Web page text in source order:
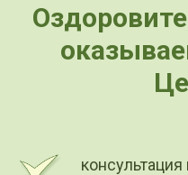
консультация